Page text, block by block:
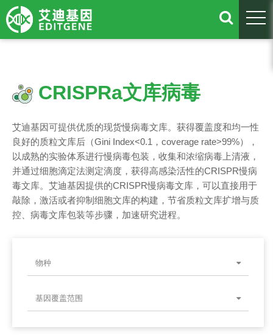
CRISPRa文库病毒
艾迪基因可提供优质的现货慢病毒文库。获得覆盖度和均一性
良好的质粒文库后（Gini Index<0.1，coverage rate>99%），
以成熟的实验体系进行慢病毒包装，收集和浓缩病毒上清液，
并通过细胞滴定法测定滴度，获得高感染活性的CRISPR慢病
毒文库。艾迪基因提供的CRISPR慢病毒文库，可以直接用于
敲除，激活或者抑制细胞文库的构建，节省质粒文库扩增与质
控、病毒文库包装等步骤，加速研究进程。
物种
基因覆盖范围